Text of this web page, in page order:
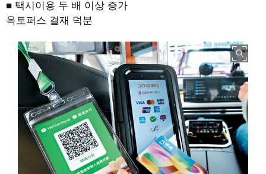
■ 택시이용 두 배 이상 증가
옥토퍼스 결재 덕분